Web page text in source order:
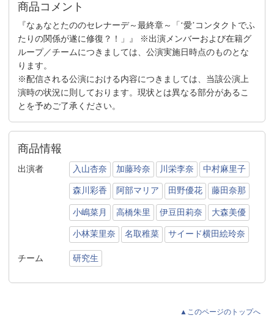
商品コメント
『なぁなとたののセレナーデ～最終章～「‘愛’コンタクトでふ
たりの関係が遂に修復？！」』 ※出演メンバーおよび在籍グ
ループ／チームにつきましては、公演実施日時点のものとな
ります。
※配信される公演における内容につきましては、当該公演上
演時の状況に則しております。現状とは異なる部分があるこ
とを予めご了承ください。
商品情報
出演者 入山杏奈 加藤玲奈 川栄李奈 中村麻里子
森川彩香 阿部マリア 田野優花 藤田奈那
小嶋菜月 高橋朱里 伊豆田莉奈 大森美優
小林茉里奈 名取稚菜 サイード横田絵玲奈
チーム 研究生
▲このページのトップへ